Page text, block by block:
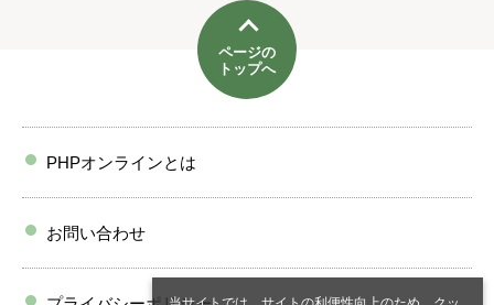
ページの
トップへ
PHPオンラインとは
お問い合わせ